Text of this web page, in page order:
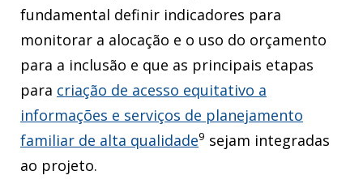
fundamental definir indicadores para
monitorar a alocação e o uso do orçamento
para a inclusão e que as principais etapas
para criação de acesso equitativo a
informações e serviços de planejamento
familiar de alta qualidade9 sejam integradas
ao projeto.